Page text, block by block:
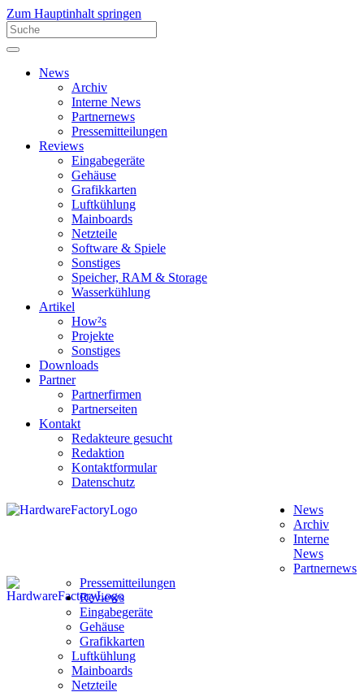
Zum Hauptinhalt springen
News
Archiv
Interne News
Partnernews
Pressemitteilungen
Reviews
Eingabegeräte
Gehäuse
Grafikkarten
Luftkühlung
Mainboards
Netzteile
Software & Spiele
Sonstiges
Speicher, RAM & Storage
Wasserkühlung
Artikel
How²s
Projekte
Sonstiges
Downloads
Partner
Partnerfirmen
Partnerseiten
Kontakt
Redakteure gesucht
Redaktion
Kontaktformular
Datenschutz
News
Archiv
Interne
News
Partnernews
Pressemitteilungen
Reviews
Eingabegeräte
Gehäuse
Grafikkarten
Luftkühlung
Mainboards
Netzteile